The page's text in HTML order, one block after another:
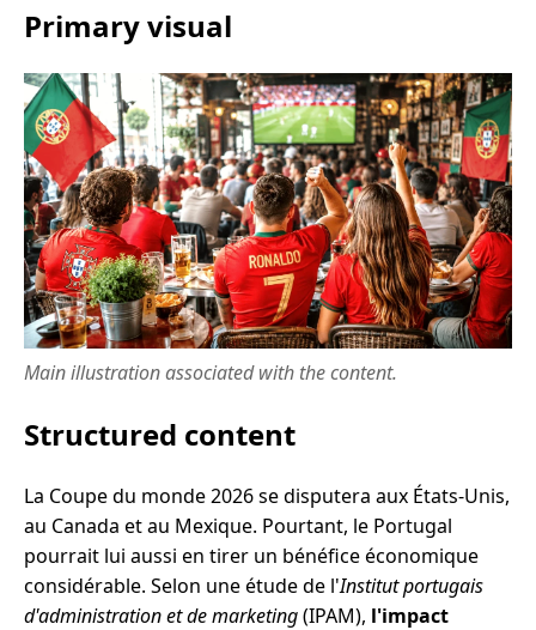
Primary visual
Main illustration associated with the content.
Structured content
La Coupe du monde 2026 se disputera aux États-Unis,
au Canada et au Mexique. Pourtant, le Portugal
pourrait lui aussi en tirer un bénéfice économique
considérable. Selon une étude de l'Institut portugais
d'administration et de marketing(IPAM), l'impact